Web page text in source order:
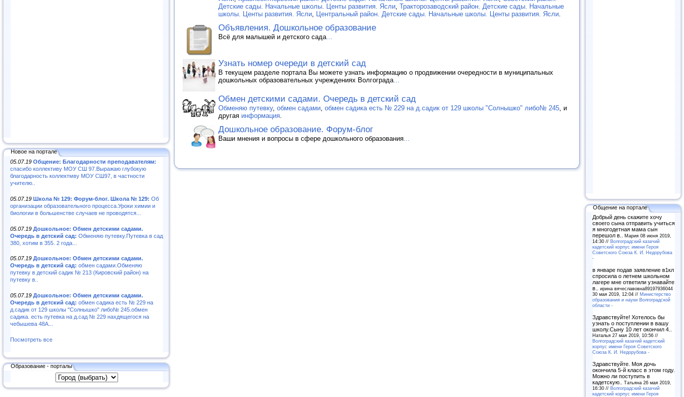
Новое на портале
05.07.19 Общение: Благодарности преподавателям:
спасибо коллективу МОУ СШ 97.Выражаю глубокую
благодарность коллектмву МОУ СШ97, в частности
учителю..
05.07.19 Школа № 129: Форум-блог. Школа № 129: Об
организации образовательного процесса.Уроки химии и
биологии в большенстве случаев не проводятся...
05.07.19 Дошкольное: Обмен детскими садами.
Очередь в детский сад: Обменяю путевку.Путевка в сад
380, хотим в 355. 2 года...
05.07.19 Дошкольное: Обмен детскими садами.
Очередь в детский сад: обмен садами.Обменяю
путевку в детский садик № 213 (Кировский район) на
путевку в..
05.07.19 Дошкольное: Обмен детскими садами.
Очередь в детский сад: обмен садика есть № 229 на
д.садик от 129 школы "Солнышко" либо№ 245.обмен
садика. есть путевка на д.сад № 229 нахдящегося на
чебышева 48А...
Посмотреть все
Образование - порталы
Детские сады. Начальные школы. Центы развития. Ясли, Тракторозаводский район. Детские сады. Начальные
школы. Центы развития. Ясли, Центральный район. Детские сады. Начальные школы. Центы развития. Ясли.
Объявления. Дошкольное образование
Всё для малышей и детского сада...
Узнать номер очереди в детский сад
В текущем разделе портала Вы можете узнать информацию о продвижении очередности в муниципальных
дошкольных образовательных учреждениях Волгограда...
Обмен детскими садами. Очередь в детский сад
Обменяю путевку, обмен садами, обмен садика есть № 229 на д.садик от 129 школы "Солнышко" либо№ 245, и
другая информация.
Дошкольное образование. Форум-блог
Ваши мнения и вопросы в сфере дошкольного образования...
Общение на портале
Добрый день скажите хочу
своего сына отправить учиться
я многодетная мама сын
перешол в.. Мария 08 июня 2019,
14:30 // Волгоградский казачий
кадетский корпус имени Героя
Советского Союза К. И. Недорубова
-
в январе подав заявление в1кл
спросила о летнем школьном
лагере мне ответили узнавайте
в.. ирина вячеславовна89197936044
30 мая 2019, 12:04 // Министерство
образования и науки Волгоградской
области -
Здравствуйте! Хотелось бы
узнать о поступлении в вашу
школу.Сыну 10 лет окончил 4..
Наталья 27 мая 2019, 10:56 //
Волгоградский казачий кадетский
корпус имени Героя Советского
Союза К. И. Недорубова -
Здравствуйте. Моя дочь
окончила 5-й класс в этом году.
Можно ли поступить в
кадетскую.. Татьяна 26 мая 2019,
16:30 // Волгоградский казачий
кадетский корпус имени Героя